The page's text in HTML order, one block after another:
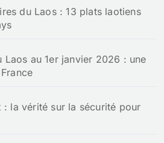
du Laos : 13 plats laotiens
Laos au 1er janvier 2026 : une
: la vérité sur la sécurité pour